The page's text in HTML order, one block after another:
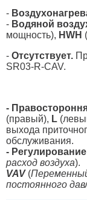
-
- Водяной
мощность), HWH
- Отсутствует.
SR03-R-CAV.
-
(правый), L
выхода
обслуживания.
-
расход воздуха).
VAV(
постоянного